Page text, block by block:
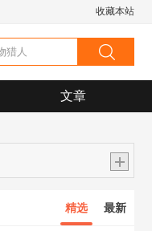
收藏本站
文章
精选 最新